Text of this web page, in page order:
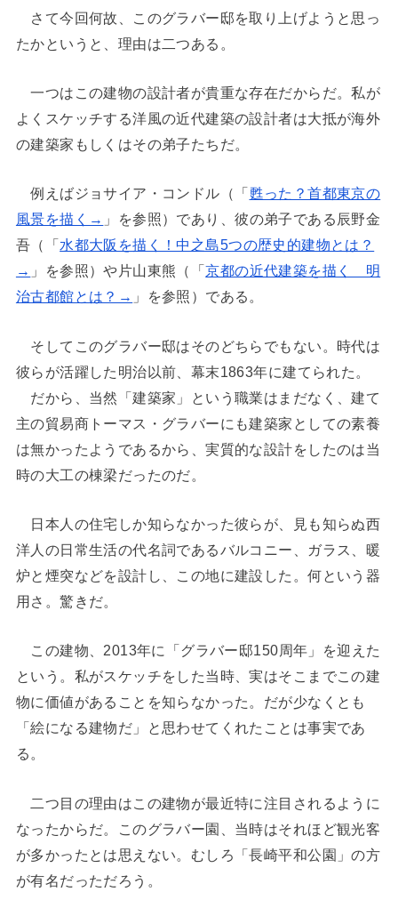
さて今回何故、このグラバー邸を取り上げようと思っ
たかというと、理由は二つある。
一つはこの建物の設計者が貴重な存在だからだ。私が
よくスケッチする洋風の近代建築の設計者は大抵が海外
の建築家もしくはその弟子たちだ。
例えばジョサイア・コンドル（「 甦った？首都東京の
風景を描く→ 」を参照）であり、彼の弟子である辰野金
吾（「 水都大阪を描く！中之島5つの歴史的建物とは？
→ 」を参照）や片山東熊（「京都の近代建築を描く 明
治古都館とは？→ 」を参照）である。
そしてこのグラバー邸はそのどちらでもない。時代は
彼らが活躍した明治以前、幕末1863年に建てられた。
だから、当然「建築家」という職業はまだなく、建て
主の貿易商トーマス・グラバーにも建築家としての素養
は無かったようであるから、実質的な設計をしたのは当
時の大工の棟梁だったのだ。
日本人の住宅しか知らなかった彼らが、見も知らぬ西
洋人の日常生活の代名詞であるバルコニー、ガラス、暖
炉と煙突などを設計し、この地に建設した。何という器
用さ。驚きだ。
この建物、2013年に「グラバー邸150周年」を迎えた
という。私がスケッチをした当時、実はそこまでこの建
物に価値があることを知らなかった。だが少なくとも
「絵になる建物だ」と思わせてくれたことは事実であ
る。
二つ目の理由はこの建物が最近特に注目されるように
なったからだ。このグラバー園、当時はそれほど観光客
が多かったとは思えない。むしろ「長崎平和公園」の方
が有名だっただろう。